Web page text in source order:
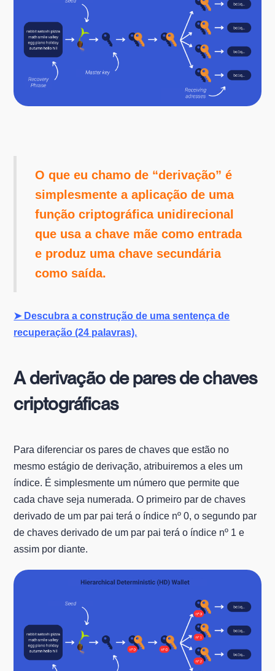
O que eu chamo de “derivação” é
simplesmente a aplicação de uma
função criptográfica unidirecional
que usa a chave mãe como entrada
e produz uma chave secundária
como saída.
➤ Descubra a construção de uma sentença de
recuperação (24 palavras).
A derivação de pares de chaves
criptográficas
Para diferenciar os pares de chaves que estão no
mesmo estágio de derivação, atribuiremos a eles um
índice. É simplesmente um número que permite que
cada chave seja numerada. O primeiro par de chaves
derivado de um par pai terá o índice nº 0, o segundo par
de chaves derivado de um par pai terá o índice nº 1 e
assim por diante.